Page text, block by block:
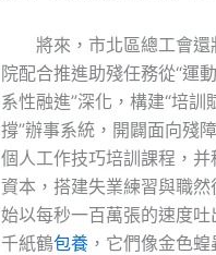
將來，市北區總工會還
院配合推進助殘任務從“運
系性融進”深化，構建“培
撐”辦事系統，開闢面向殘
個人工作技巧培訓課程，并
資本，搭建失業練習與職然
始以每秒一百萬張的速度吐
千紙鶴包養 ，它們像金色